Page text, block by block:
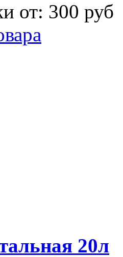
от: 300 руб
20л